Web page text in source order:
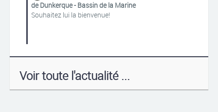
de Dunkerque - Bassin de la Marine
Souhaitez lui la bienvenue!
Voir toute l'actualité ...